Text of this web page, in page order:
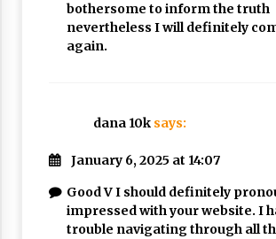
bothersome to inform the truth
nevertheless I will definitely
again.
dana 10k says:
January 6, 2025 at 14:07
Good V I should definitely
impressed with your website. I
trouble navigating through all